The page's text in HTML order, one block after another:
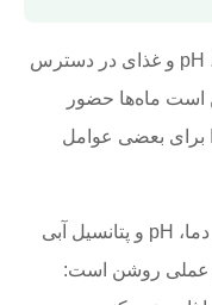
خاک محیطی متغیر است. رطوبت، دما، pH و غذای در دسترس
است ماه‌ها حضور
برای بعضی عوامل
اثر دما، pH و پتانسیل آبی
عملی روشن است: